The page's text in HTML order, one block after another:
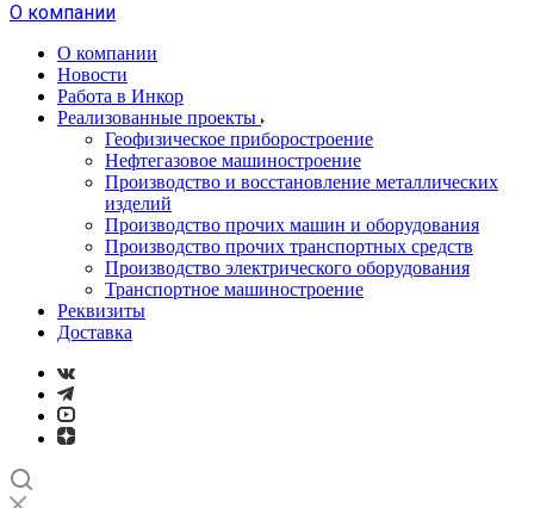
О компании
О компании
Новости
Работа в Инкор
Реализованные проекты
Геофизическое приборостроение
Нефтегазовое машиностроение
Производство и восстановление металлических
изделий
Производство прочих машин и оборудования
Производство прочих транспортных средств
Производство электрического оборудования
Транспортное машиностроение
Реквизиты
Доставка